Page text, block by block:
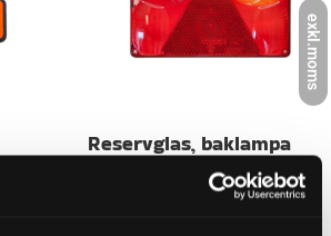
exkl.moms
244,00 mm
E4 10661